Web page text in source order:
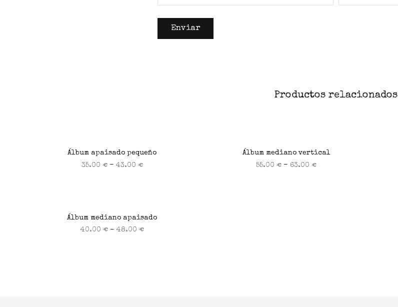
Productos relacionados
Álbum apaisado pequeño
35.00 €– 43.00 €
Álbum mediano vertical
55.00€ –63.00€
Álbum mediano apaisado
40.00 €– 48.00 €